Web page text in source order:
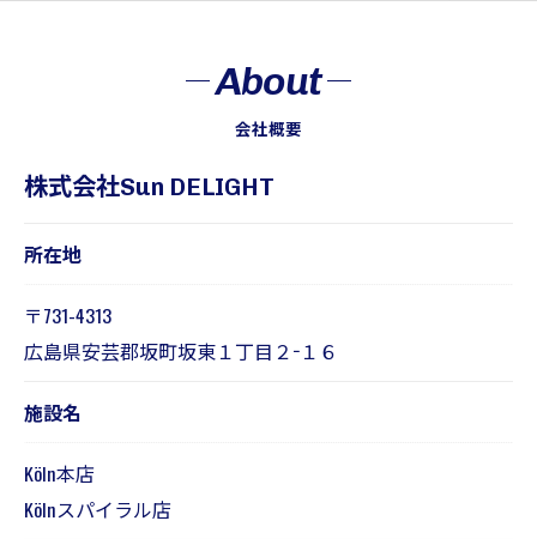
会社概要
About
​株式会社Sun DELIGHT
所在地
〒731-4313
広島県安芸郡坂町坂東１丁目２−１６
​施設名
Köln本店
Kölnスパイラル店